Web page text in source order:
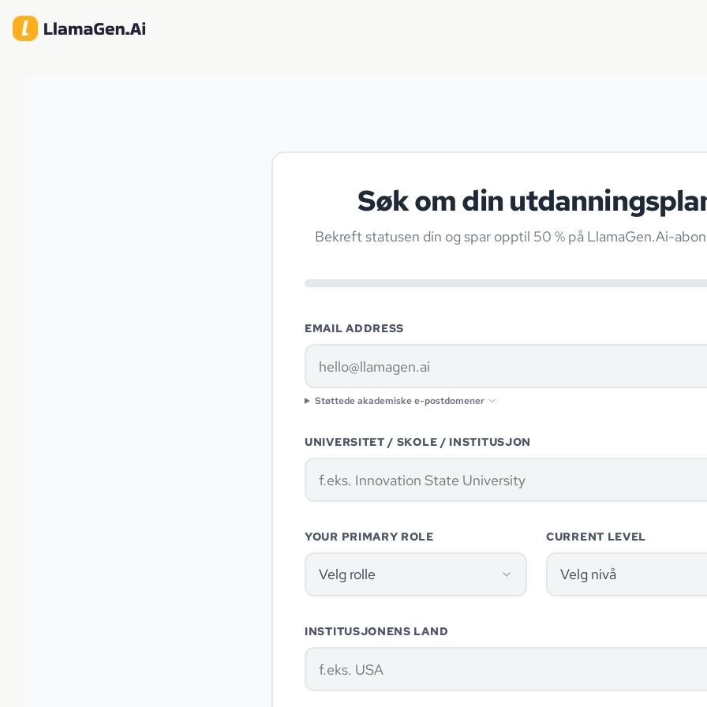
Søk om din
Bekreft statusen din og spar opptil 50 % på LlamaGen.Ai-
EMAIL ADDRESS
Støttede akademiske e-postdomener
UNIVERSITET / SKOLE / INSTITUSJON
YOUR PRIMARY ROLE
Velg rolle
CURRENT LEVEL
Velg nivå
INSTITUSJONENS LAND